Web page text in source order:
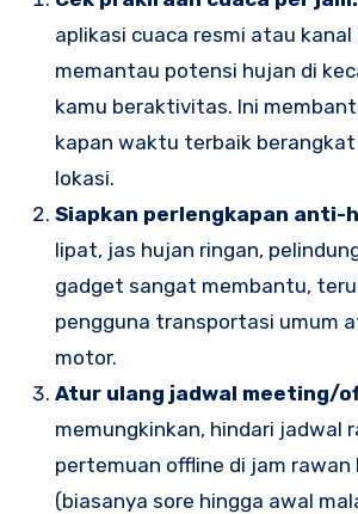
aplikasi cuaca resmi atau kanal
memantau potensi hujan di
kamu beraktivitas. Ini
kapan waktu terbaik
lokasi.
Siapkan perlengkapan anti-
lipat, jas hujan ringan,
gadget sangat membantu,
pengguna transportasi umum
motor.
Atur ulang jadwal meeting/
memungkinkan, hindari jadwal
pertemuan offline di jam rawan
(biasanya sore hingga awal